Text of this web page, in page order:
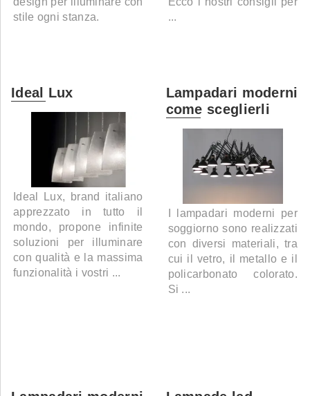
stile ogni stanza.
...
Ideal Lux
Ideal Lux, brand italiano
apprezzato in tutto il
mondo, propone infinite
soluzioni per illuminare
con qualità e la massima
funzionalità i vostri ...
Lampadari moderni
come sceglierli
I lampadari moderni per
soggiorno sono realizzati
con diversi materiali, tra
cui il vetro, il metallo e il
policarbonato colorato.
Si ...